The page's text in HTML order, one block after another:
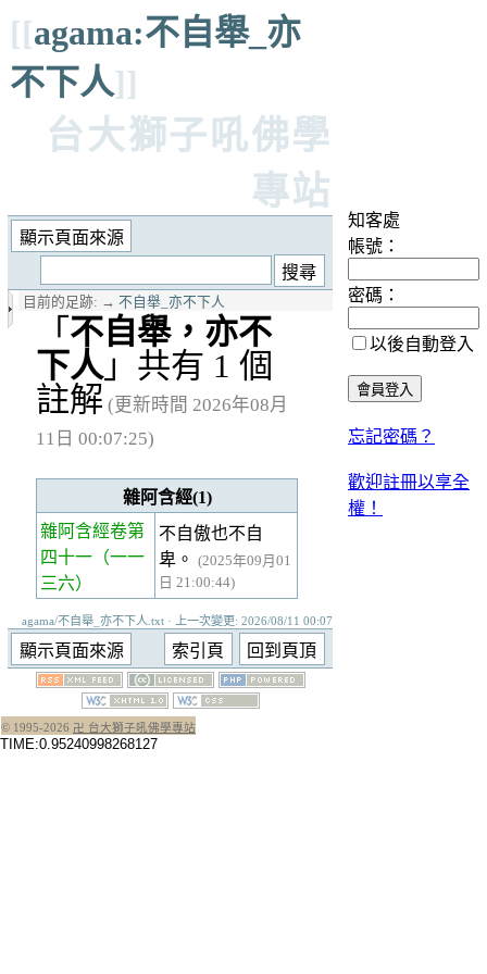
[[agama:不自舉_亦
不下人]]
台大獅子吼佛學
專站
目前的足跡: → 不自舉_亦不下人
「 不自舉，亦不
下人」共有 1 個
註解 (更新時間 2026年08月
11日 00:07:25)
雜阿含經(1)
雜阿含經卷第
四十一 （一一
三六）
不自傲也不自
卑。
(2025年09月01
日 21:00:44)
agama/不自舉_亦不下人.txt · 上一次變更: 2026/08/11 00:07
知客處
帳號：
密碼：
以後自動登入
忘記密碼？
歡迎註冊以享全
權！
© 1995-2026 卍 台大獅子吼佛學專站
TIME:0.95240998268127